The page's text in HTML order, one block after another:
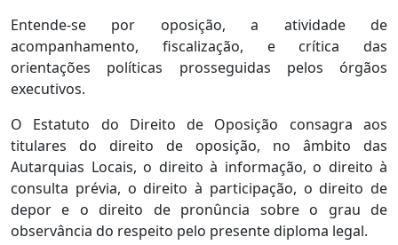
Entende-se por oposição, a atividade de
acompanhamento, fiscalização, e crítica das
orientações políticas prosseguidas pelos órgãos
executivos.
O Estatuto do Direito de Oposição consagra aos
titulares do direito de oposição, no âmbito das
Autarquias Locais, o direito à informação, o direito à
consulta prévia, o direito à participação, o direito de
depor e o direito de pronûncia sobre o grau de
observância do respeito pelo presente diploma legal.